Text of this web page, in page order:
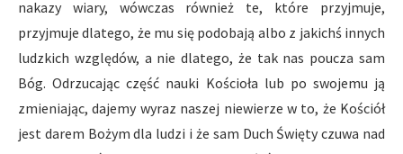
nakazy wiary, wówczas również te, które przyjmuje,
przyjmuje dlatego, że mu się podobają albo z jakichś innych
ludzkich względów, a nie dlatego, że tak nas poucza sam
Bóg. Odrzucając część nauki Kościoła lub po swojemu ją
zmieniając, dajemy wyraz naszej niewierze w to, że Kościół
jest darem Bożym dla ludzi i że sam Duch Święty czuwa nad